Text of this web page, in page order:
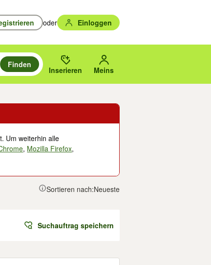
oder Einloggen
und mit Eingabetaste auswählen.
zu suchen, oder Vorschläge mit den Pfeiltasten nach oben/
gewählten Orts oder PLZ.
Finden
Inserieren Meins
Um weiterhin alle
, Mozilla Firefox,
Sortieren nach:Neueste
Suchauftrag speichern